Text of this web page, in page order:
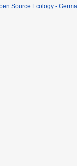
Source Ecology -